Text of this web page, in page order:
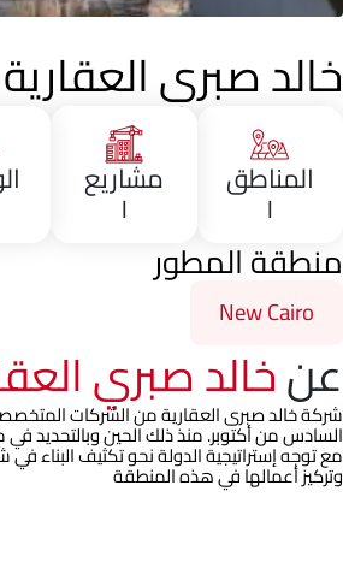
خالد صبري العقارية
المناطق
١
مشاريع
١
منطقة المطور
New Cairo
عنخالد صبري
السادس من أكتوبر. منذ ذلك الحين وبالتحديد
مع توجه إستراتيجية الدولة نحو تكثيف البناء
وتركيز أعمالها في هذه المنطقة